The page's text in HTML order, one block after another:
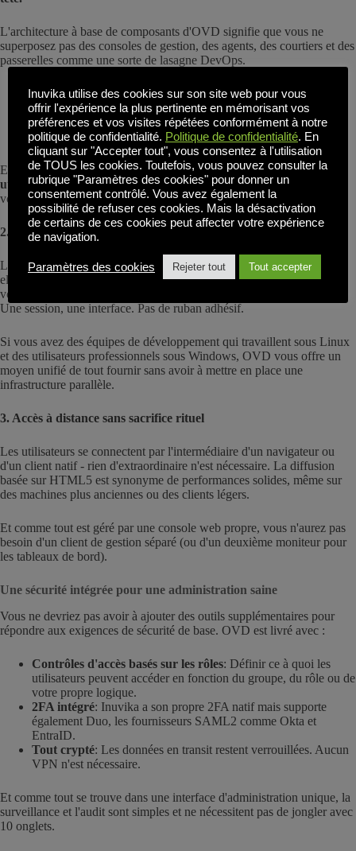
L'architecture à base de composants d'OVD signifie que vous ne
superposez pas des consoles de gestion, des agents, des courtiers et des
passerelles comme une sorte de lasagne DevOps.
Pas besoin de licences SQL Server
Pas besoin de NetScaler ou de passerelles tierces
Pas de dépendance à l'égard d'un hyperviseur spécifique à un
fournisseur
Et oubliez le labyrinthe des licences. Avec l'aide deprix pour les
utilisateurs simultanésVous ne payez donc pas pour des sièges que
vous n'utilisez pas. C'est simple.
2. Prise en charge native de Linux Applications Windows
La plupart des plates-formes VDI traitent Linux après coup, quand
elles le prennent en charge. Pas OVD. Vous pouvez faire fonctionner
vos chaînes d'outils open-source et vos logiciels Windows côte à côte.
Une session, une interface. Pas de ruban adhésif.
Si vous avez des équipes de développement qui travaillent sous Linux
et des utilisateurs professionnels sous Windows, OVD vous offre un
moyen unifié de tout fournir sans avoir à mettre en place une
infrastructure parallèle.
3. Accès à distance sans sacrifice rituel
Les utilisateurs se connectent par l'intermédiaire d'un navigateur ou
d'un client natif - rien d'extraordinaire n'est nécessaire. La diffusion
basée sur HTML5 est synonyme de performances solides, même sur
des machines plus anciennes ou des clients légers.
Et comme tout est géré par une console web propre, vous n'aurez pas
besoin d'un client de gestion séparé (ou d'un deuxième moniteur pour
les tableaux de bord).
Une sécurité intégrée pour une administration saine
Vous ne devriez pas avoir à ajouter des outils supplémentaires pour
répondre aux exigences de sécurité de base. OVD est livré avec :
Contrôles d'accès basés sur les rôles: Définir ce à quoi les
utilisateurs peuvent accéder en fonction du groupe, du rôle ou de
votre propre logique.
2FA intégré: Inuvika a son propre 2FA natif mais supporte
également Duo, les fournisseurs SAML2 comme Okta et
EntraID.
Tout crypté: Les données en transit restent verrouillées. Aucun
VPN n'est nécessaire.
Et comme tout se trouve dans une interface d'administration unique, la
surveillance et l'audit sont simples et ne nécessitent pas de jongler avec
10 onglets.
Inuvika utilise des cookies sur son site web pour vous
offrir l'expérience la plus pertinente en mémorisant vos
préférences et vos visites répétées conformément à notre
politique de confidentialité. Politique de confidentialité. En
cliquant sur "Accepter tout", vous consentez à l'utilisation
de TOUS les cookies. Toutefois, vous pouvez consulter la
rubrique "Paramètres des cookies" pour donner un
consentement contrôlé. Vous avez également la
possibilité de refuser ces cookies. Mais la désactivation
de certains de ces cookies peut affecter votre expérience
de navigation.
Paramètres des cookies Rejeter tout Tout accepter